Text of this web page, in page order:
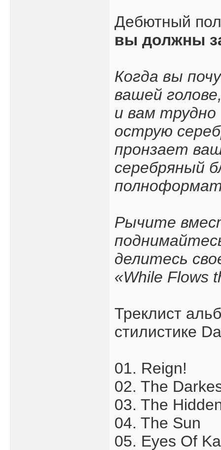
Дебютный
вы должны
Когда вы
вашей
и вам
острую
пронзает
серебряный
Рычите
делитесь
«While Flows
Треклист
стилистике
01. Reign!
02. The
03. The
04. The Sun
05. Eyes Of